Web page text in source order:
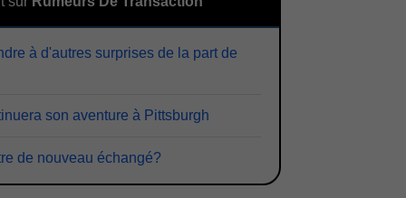
à d'autres surprises de la part de
son aventure à Pittsburgh
de nouveau échangé?